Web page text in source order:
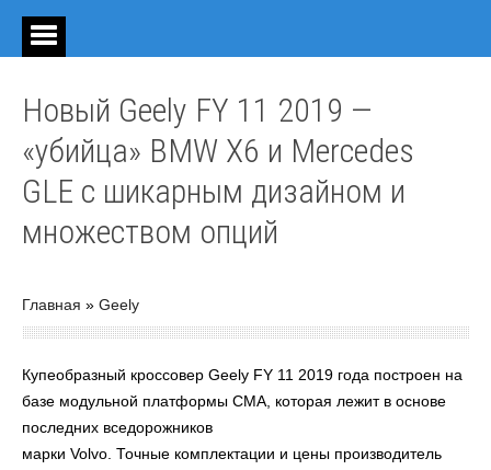
Новый Geely FY 11 2019 —
«убийца» BMW X6 и Mercedes
GLE с шикарным дизайном и
множеством опций
Главная » Geely
Купеобразный кроссовер Geely FY 11 2019 года построен на
базе модульной платформы CMA, которая лежит в основе
последних вседорожников
марки Volvo. Точные комплектации и цены производитель